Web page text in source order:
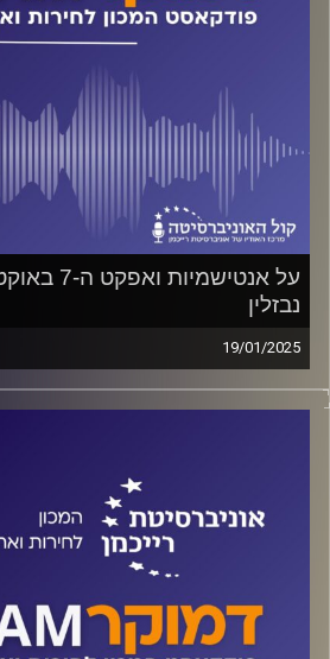
על
נבזלין
19/01/2025
פודקאסט המכון לחירות ואחריות
שבין אנטישמיות לביקורת לגיטימית,
ד"ר חיים וייצמן עם אירינה נבזלין
המכון לחירות ואחריות